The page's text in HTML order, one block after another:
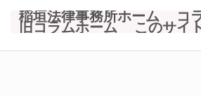
稲垣法律事務所ホーム コ
旧コラムホーム このサイ